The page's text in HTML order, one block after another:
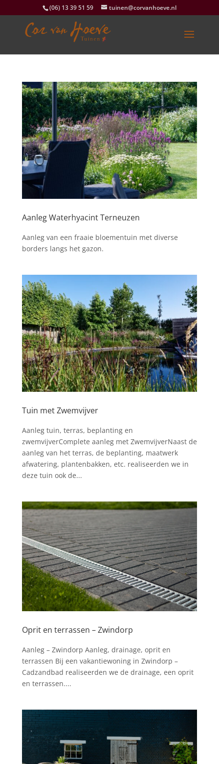
(06) 13 39 51 59 tuinen@corvanhoeve.nl
Aanleg Waterhyacint Terneuzen
Aanleg van een fraaie bloementuin met diverse
borders langs het gazon.
Tuin met Zwemvijver
Aanleg tuin, terras, beplanting en
zwemvijverComplete aanleg met ZwemvijverNaast de
aanleg van het terras, de beplanting, maatwerk
afwatering, plantenbakken, etc. realiseerden we in
deze tuin ook de...
Oprit en terrassen – Zwindorp
Aanleg – Zwindorp Aanleg, drainage, oprit en
terrassen Bij een vakantiewoning in Zwindorp –
Cadzandbad realiseerden we de drainage, een oprit
en terrassen....